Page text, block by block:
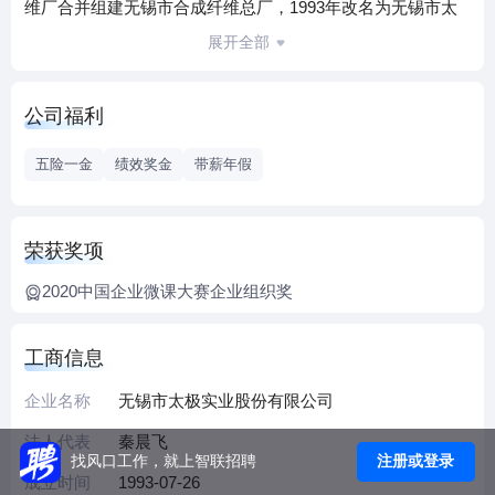
维厂合并组建无锡市合成纤维总厂，1993年改名为无锡市太
极实业股份有限公司并在上海证券交易所成功上市，成为江
破百亿的单体国有企业。
太半导体（无锡）有限公司。
公司目前主营业务包括半导体业务、工程技术服务业务、光
伏电站投资运营业务。半导体业务主要涉及IC芯片封装、封
高科技与高端制造，生物医药与保健，市政与路桥，物流与
和运营业务于2014年开始逐步形成。
展望未来，太极将以打造优秀上市公司为目标，通过不断优
化升级，回报股东，回报客户，回报员工，努力把公司建设
展开全部
公司福利
五险一金 绩效奖金 带薪年假
荣获奖项
2020中国企业微课大赛企业组织奖
工商信息
企业名称 无锡市太极实业股份有限公司
法人代表 秦晨飞
成立时间 1993-07-26
找风口工作，就上智联招聘 注册或登录